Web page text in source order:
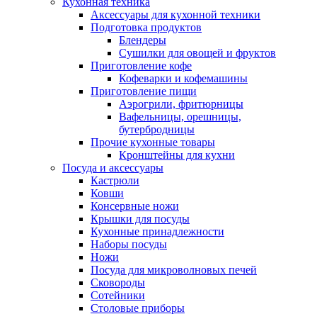
Аксессуары для кухонной техники
Подготовка продуктов
Блендеры
Сушилки для овощей и фруктов
Приготовление кофе
Кофеварки и кофемашины
Приготовление пищи
Аэрогрили, фритюрницы
Вафельницы, орешницы,
бутербродницы
Прочие кухонные товары
Кронштейны для кухни
Посуда и аксессуары
Кастрюли
Ковши
Консервные ножи
Крышки для посуды
Кухонные принадлежности
Наборы посуды
Ножи
Посуда для микроволновых печей
Сковороды
Сотейники
Столовые приборы